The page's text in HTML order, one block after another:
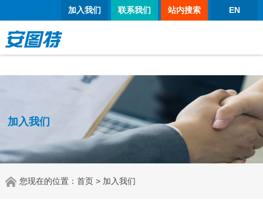
太阳城官网 EN
站内搜索
联系我们
加入我们
加入我们
您现在的位置： 首页> 加入我们